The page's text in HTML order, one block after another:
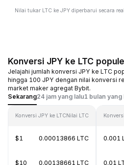
Nilai tukar LTC ke JPY diperbarui secara
Konversi JPY ke LTC
Jelajahi jumlah konversi JPY ke LTC
hingga 100 JPY dengan nilai konversi
market maker agregat Bybit.
Sekarang24 jam yang lalu1 bulan yang
Konversi JPY ke LTCNilai LTC
$1 0.00013866 LTC
$10 0.00138661 LTC
0.001
0.01